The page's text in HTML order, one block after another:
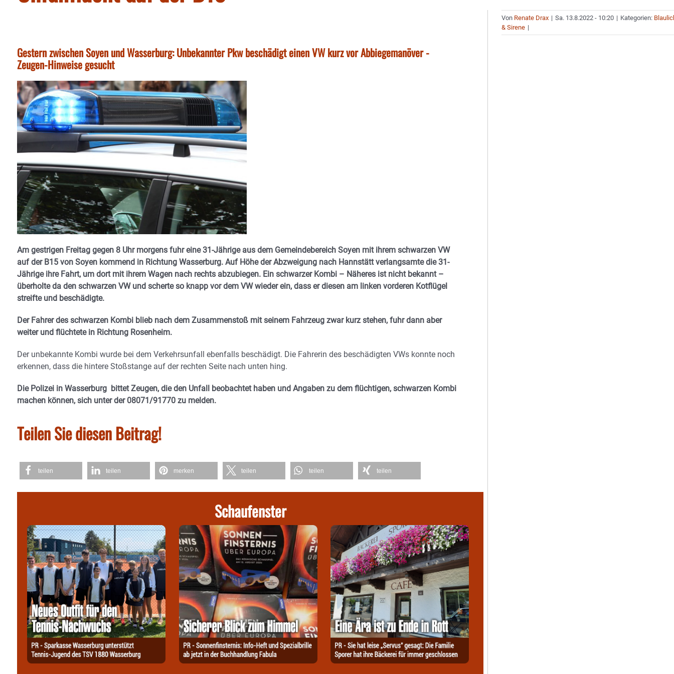
Gestern zwischen Soyen und Wasserburg: Unbekannter Pkw beschädigt einen VW kurz vor Abbiegemanöver -
Zeugen-Hinweise gesucht
Am gestrigen Freitag gegen 8 Uhr morgens fuhr eine 31-Jährige aus dem Gemeindebereich Soyen mit ihrem schwarzen VW
auf der B15 von Soyen kommend in Richtung Wasserburg. Auf Höhe der Abzweigung nach Hannstätt verlangsamte die 31-
Jährige ihre Fahrt, um dort mit ihrem Wagen nach rechts abzubiegen. Ein schwarzer Kombi – Näheres ist nicht bekannt –
überholte da den schwarzen VW und scherte so knapp vor dem VW wieder ein, dass er diesen am linken vorderen Kotflügel
streifte und beschädigte.
Der Fahrer des schwarzen Kombi blieb nach dem Zusammenstoß mit seinem Fahrzeug zwar kurz stehen, fuhr dann aber
weiter und flüchtete in Richtung Rosenheim.
Der unbekannte Kombi wurde bei dem Verkehrsunfall ebenfalls beschädigt. Die Fahrerin des beschädigten VWs konnte noch
erkennen, dass die hintere Stoßstange auf der rechten Seite nach unten hing.
Die Polizei in Wasserburg bittet Zeugen, die den Unfall beobachtet haben und Angaben zu dem flüchtigen, schwarzen Kombi
machen können, sich unter der 08071/91770 zu melden.
Teilen Sie diesen Beitrag!
teilen teilen merken teilen teilen teilen
Schaufenster
Von Renate Drax | Sa. 13.8.2022 - 10:20 | Kategorien:
& Sirene |